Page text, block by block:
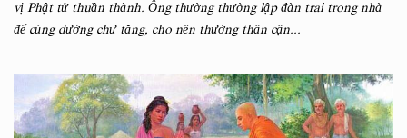
vị Phật tử thuần thành. Ông thường thường lập đàn trai trong nhà
để cúng dường chư tăng, cho nên thường thân cận...